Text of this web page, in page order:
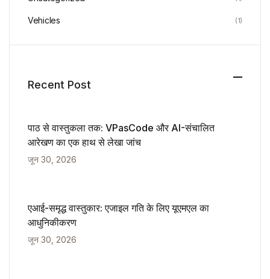
Vehicles (1)
Recent Post
पाठ से वास्तुकला तक: VPasCode और AI-संचालित
आरेखण का एक हाथ से लेखा जांच
जून 30, 2026
एआई-समृद्ध वास्तुकार: एजाइल गति के लिए यूएमएल का
आधुनिकीकरण
जून 30, 2026